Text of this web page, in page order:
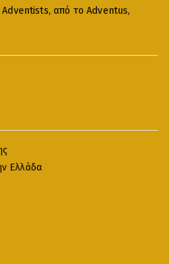
Adventists, από το Adventus,
Ελλάδα